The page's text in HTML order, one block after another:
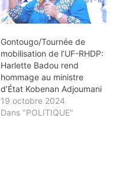
Gontougo/Tournée de
mobilisation de l’UF-RHDP:
Harlette Badou rend
hommage au ministre
d’État Kobenan Adjoumani
19 octobre 2024
Dans "POLITIQUE"